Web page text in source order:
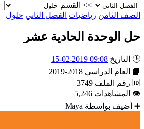
>> القسم
رياضيات الفصل الثاني حلول
الحادية عشر
09:08 2019-02-15
الدراسي
2018-2019
الملف 3749
5,246
بواسطة Maya